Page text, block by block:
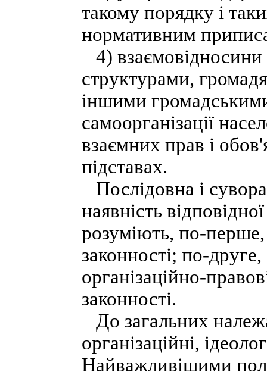
такому порядку і
нормативним
4)
структурами,
іншими
самоорганізації
взаємних прав і
підставах.
Послідовна і сувора
наявність
розуміють, по-
законності; по-
організаційно-
законності.
До загальних
організаційні,
Найважливішими